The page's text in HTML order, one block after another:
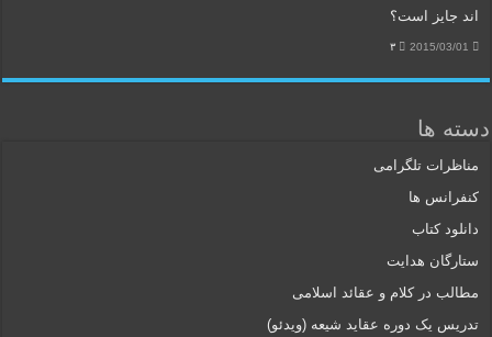
اند جایز است؟
2015/03/01 ۳
دسته ها
مناظرات تلگرامی
کنفرانس ها
دانلود کتاب
ستارگان هدایت
مطالب در کلام و عقائد اسلامی
تدریس یک دوره عقاید شیعه (ویدئو)